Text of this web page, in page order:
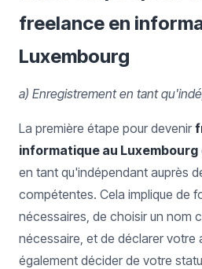
freelance en
Luxembourg
a) Enregistrement en tant
La première étape pour devenir
informatique au Luxembourg
en tant qu'indépendant auprès
compétentes. Cela implique de
nécessaires, de choisir un nom
nécessaire, et de déclarer votre
également décider de votre